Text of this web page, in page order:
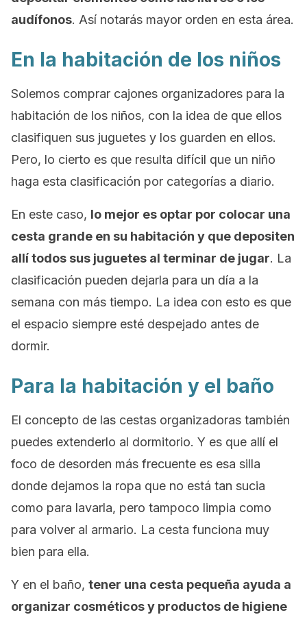
audífonos. Así notarás mayor orden en esta área.
En la habitación de los niños
Solemos comprar cajones organizadores para la
habitación de los niños, con la idea de que ellos
clasifiquen sus juguetes y los guarden en ellos.
Pero, lo cierto es que resulta difícil que un niño
haga esta clasificación por categorías a diario.
En este caso, lo mejor es optar por colocar una
cesta grande en su habitación y que depositen
allí todos sus juguetes al terminar de jugar. La
clasificación pueden dejarla para un día a la
semana con más tiempo. La idea con esto es que
el espacio siempre esté despejado antes de
dormir.
Para la habitación y el baño
El concepto de las cestas organizadoras también
puedes extenderlo al dormitorio. Y es que allí el
foco de desorden más frecuente es esa silla
donde dejamos la ropa que no está tan sucia
como para lavarla, pero tampoco limpia como
para volver al armario. La cesta funciona muy
bien para ella.
Y en el baño, tener una cesta pequeña ayuda a
organizar cosméticos y productos de higiene